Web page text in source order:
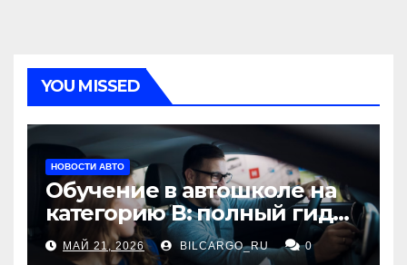
YOU MISSED
НОВОСТИ АВТО
Обучение в автошколе на
категорию В: полный гид
для будущих водителей
МАЙ 21, 2026 BILCARGO_RU 0